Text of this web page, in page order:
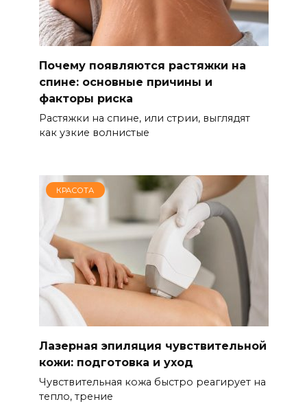
Почему появляются растяжки на
спине: основные причины и
факторы риска
Растяжки на спине, или стрии, выглядят
как узкие волнистые
КРАСОТА
Лазерная эпиляция чувствительной
кожи: подготовка и уход
Чувствительная кожа быстро реагирует на
тепло, трение